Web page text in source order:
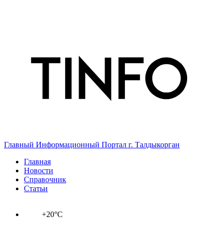
Главный Информационный Портал г. Талдыкорган
Главная
Новости
Справочник
Статьи
+20°C